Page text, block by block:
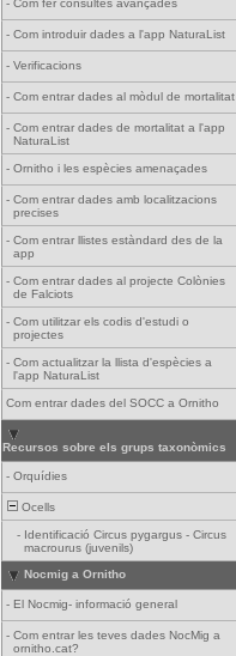
- Com fer consultes avançades
- Com introduir dades a l'app NaturaList
- Verificacions
- Com entrar dades al mòdul de mortalitat
- Com entrar dades de mortalitat a l'app
NaturaList
- Ornitho i les espècies amenaçades
- Com entrar dades amb localitzacions
precises
- Com entrar llistes estàndard des de la
app
- Com entrar dades al projecte Colònies
de Falciots
- Com utilitzar els codis d'estudi o
projectes
- Com actualitzar la llista d'espècies a
l'app NaturaList
Com entrar dades del SOCC a Ornitho
Recursos sobre els grups taxonòmics
- Orquídies
Ocells
- Identificació Circus pygargus - Circus
macrourus (juvenils)
Nocmig a Ornitho
- El Nocmig- informació general
- Com entrar les teves dades NocMig a
ornitho.cat?